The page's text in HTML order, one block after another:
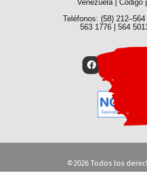
Venezuela | Código
Teléfonos: (58) 212–564
563 1776 | 564
©2026 Todos los